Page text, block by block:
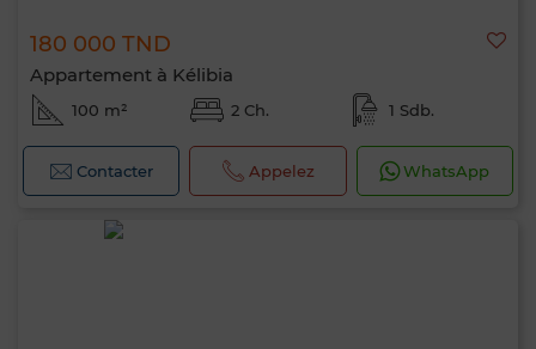
180 000 TND
Appartement à Kélibia
100 m² 2 Ch. 1 Sdb.
Contacter Appelez WhatsApp